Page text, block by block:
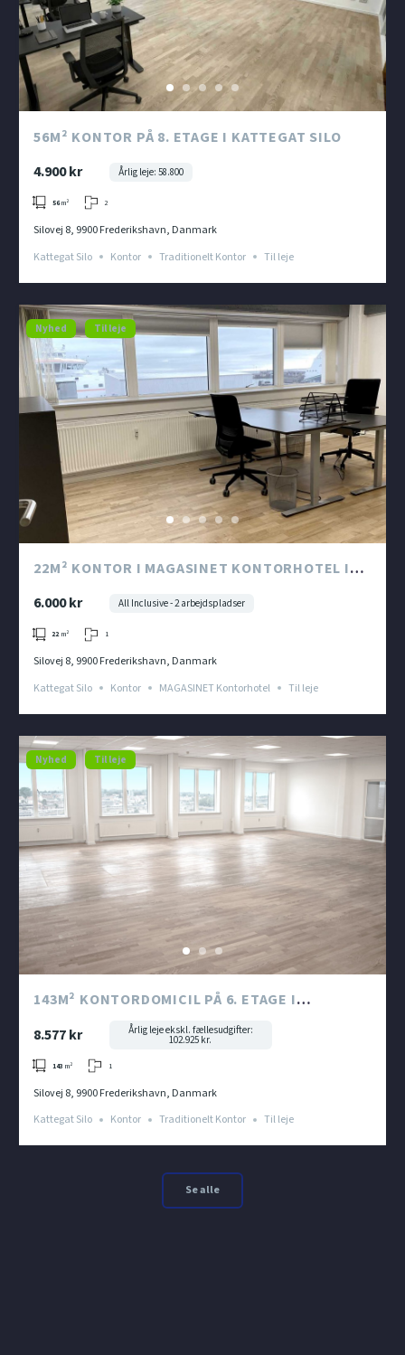
56M² KONTOR PÅ 8. ETAGE I KATTEGAT SILO
4.900 kr
Årlig leje: 58.800
56 m² 2
Silovej 8, 9900 Frederikshavn, Danmark
Kattegat Silo
Kontor Traditionelt Kontor Til leje
Nyhed Til leje
22M² KONTOR I MAGASINET KONTORHOTEL I
6.000 kr All Inclusive - 2 arbejdspladser
22 m² 1
Silovej 8, 9900 Frederikshavn, Danmark
Kattegat Silo
Kontor MAGASINET Kontorhotel Til leje
Nyhed Til leje
143M² KONTORDOMICIL PÅ 6. ETAGE I
KATTEGAT SILO
8.577 kr Årlig leje ekskl. fællesudgifter:
102.925 kr.
143 m² 1
Silovej 8, 9900 Frederikshavn, Danmark
Kattegat Silo
Kontor Traditionelt Kontor Til leje
Se alle